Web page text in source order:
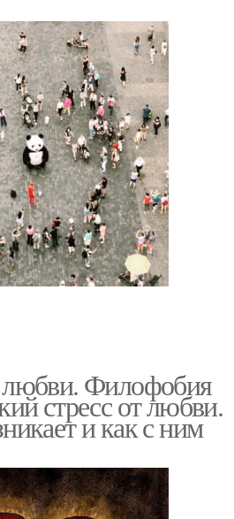
Филофобия
стресс от любви.
и как с ним